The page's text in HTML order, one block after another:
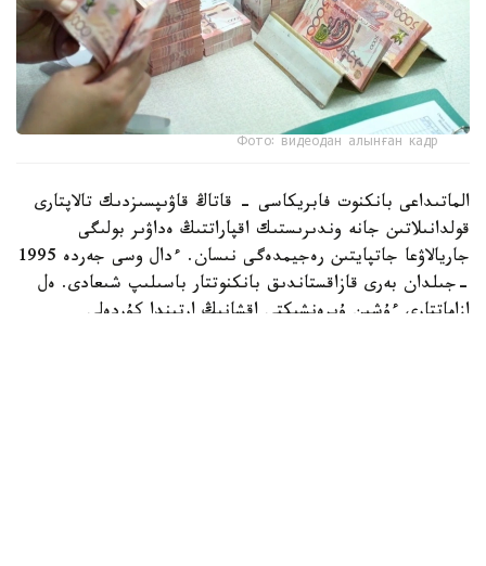
Фото: видеодан алынған кадр
الماتىداعى بانكنوت فابريكاسى - قاتاڭ قاۋىپسىزدىك تالاپتارى
قولدانىلاتىن جانە وندىرىستىك اقپاراتتىڭ ەداۋىر بولىگى
جاريالاۋعا جاتپايتىن رەجيمدەگى نىسان. ءدال وسى جەردە 1995
-جىلدان بەرى قازاقستاندىق بانكنوتتار باسىلىپ شىعادى. ەل
ازاماتتارى ءۇشىن ۇيرەنشىكتى اقشانىڭ ارتىندا كۇردەلى